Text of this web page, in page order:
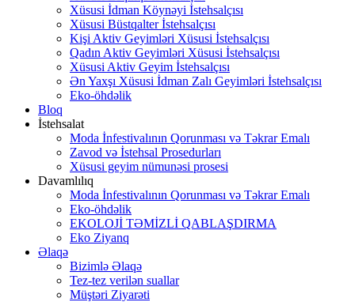
Xüsusi İdman Köynəyi İstehsalçısı
Xüsusi Büstqalter İstehsalçısı
Kişi Aktiv Geyimləri Xüsusi İstehsalçısı
Qadın Aktiv Geyimləri Xüsusi İstehsalçısı
Xüsusi Aktiv Geyim İstehsalçısı
Ən Yaxşı Xüsusi İdman Zalı Geyimləri İstehsalçısı
Eko-öhdəlik
Bloq
İstehsalat
Moda İnfestivalının Qorunması və Təkrar Emalı
Zavod və İstehsal Prosedurları
Xüsusi geyim nümunəsi prosesi
Davamlılıq
Moda İnfestivalının Qorunması və Təkrar Emalı
Eko-öhdəlik
EKOLOJİ TƏMİZLİ QABLAŞDIRMA
Eko Ziyanq
Əlaqə
Bizimlə Əlaqə
Tez-tez verilən suallar
Müştəri Ziyarəti